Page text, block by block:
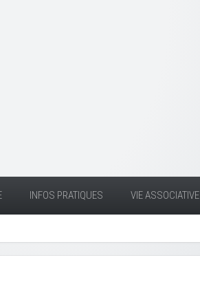
INFOS PRATIQUES VIE ASSOCIATIVE